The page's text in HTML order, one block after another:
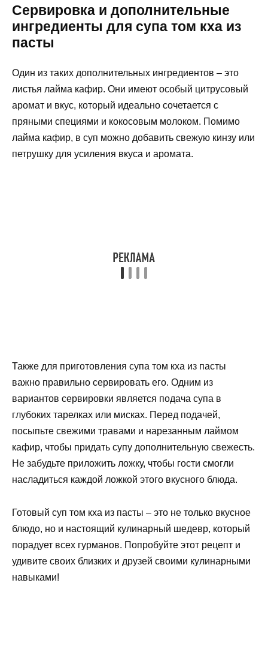
Сервировка и дополнительные
ингредиенты для супа том кха из
пасты
Один из таких дополнительных ингредиентов – это
листья лайма кафир. Они имеют особый цитрусовый
аромат и вкус, который идеально сочетается с
пряными специями и кокосовым молоком. Помимо
лайма кафир, в суп можно добавить свежую кинзу или
петрушку для усиления вкуса и аромата.
Также для приготовления супа том кха из пасты
важно правильно сервировать его. Одним из
вариантов сервировки является подача супа в
глубоких тарелках или мисках. Перед подачей,
посыпьте свежими травами и нарезанным лаймом
кафир, чтобы придать супу дополнительную свежесть.
Не забудьте приложить ложку, чтобы гости смогли
насладиться каждой ложкой этого вкусного блюда.
Готовый суп том кха из пасты – это не только вкусное
блюдо, но и настоящий кулинарный шедевр, который
порадует всех гурманов. Попробуйте этот рецепт и
удивите своих близких и друзей своими кулинарными
навыками!